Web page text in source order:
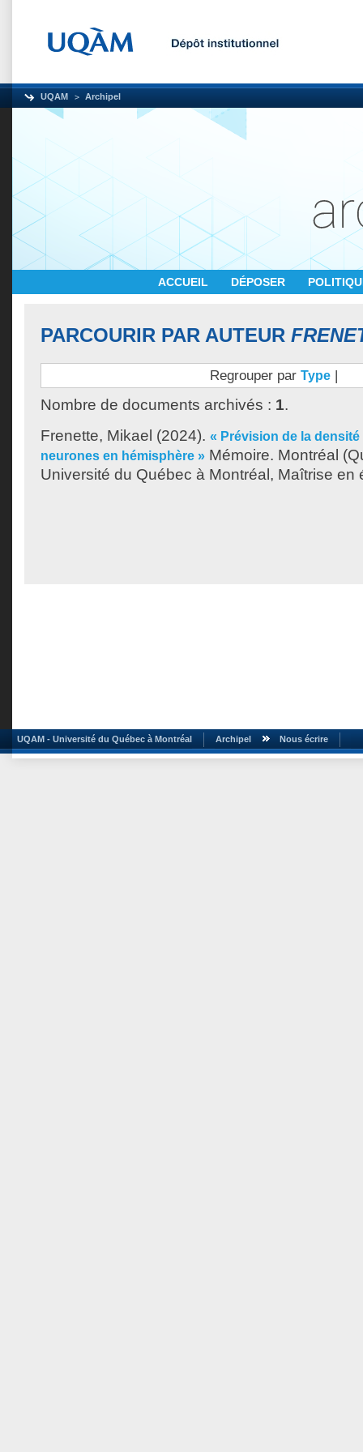
UQAM Archipel
ACCUEIL DÉPOSER
PARCOURIR PAR AUTEUR
Regrouper par Type |
Nombre de documents archivés : 1.
Frenette, Mikael (2024). « Prévision de la
neurones en hémisphère » Mémoire. Montréal
Université du Québec à Montréal, Maîtrise en
UQAM - Université du Québec à Montréal Archipel Nous écrire